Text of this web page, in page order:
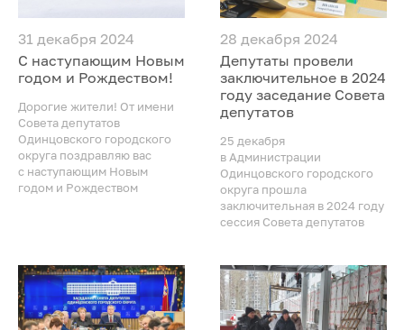
31 декабря 2024
С наступающим Новым
годом и Рождеством!
Дорогие жители! От имени
Совета депутатов
Одинцовского городского
округа поздравляю вас
с наступающим Новым
годом и Рождеством
28 декабря 2024
Депутаты провели
заключительное в 2024
году заседание Совета
депутатов
25 декабря
в Администрации
Одинцовского городского
округа прошла
заключительная в 2024 году
сессия Совета депутатов